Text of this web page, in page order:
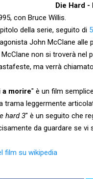
Die Hard -
con Bruce Willis.
della serie, seguito di
John McClane alle
non si troverà
ma verrà
a morire" è un film
trama leggermente
hard 3" è un seguito che
da guardare se
film su wikipedia